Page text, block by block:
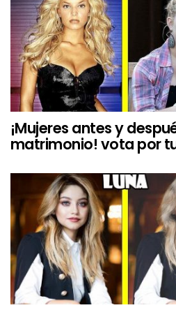
¡Mujeres antes y
matrimonio! vota por